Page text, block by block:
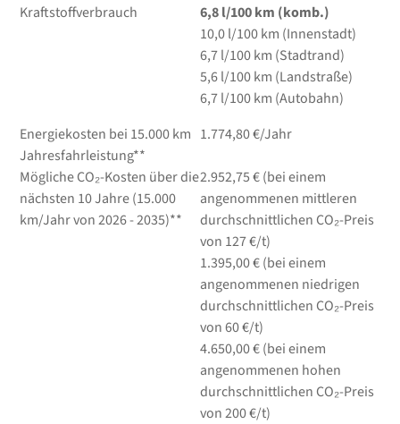
Kraftstoffverbrauch
6,8l/100 km (komb.)
10,0l/100 km (Innenstadt)
6,7l/100 km (Stadtrand)
5,6l/100 km (Landstraße)
6,7l/100 km (Autobahn)
Energiekosten bei 15.000 km
Jahresfahrleistung**
1.774,80 €/Jahr
Mögliche CO₂-Kosten über die
nächsten 10 Jahre (15.000
km/Jahr von 2026 - 2035)**
2.952,75 € (bei einem
angenommenen mittleren
durchschnittlichen CO₂-Preis
von 127 €/t)
1.395,00 € (bei einem
angenommenen niedrigen
durchschnittlichen CO₂-Preis
von 60 €/t)
4.650,00 € (bei einem
angenommenen hohen
durchschnittlichen CO₂-Preis
von 200 €/t)